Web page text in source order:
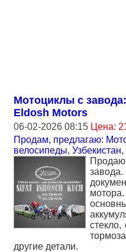
Мотоциклы с
Eldosh Motors
06-02-2026 08:15 Цена:
Продам, предлагаю:
велосипеды,
другие детали.